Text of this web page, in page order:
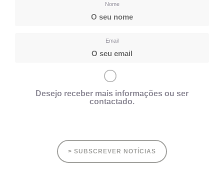
Nome
Email
Desejo receber mais informações ou ser
contactado.
> SUBSCREVER NOTÍCIAS